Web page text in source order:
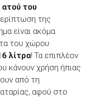
του
της
είναι ακόμα
του χώρου
λίτρα! Τα επιπλέον
κάνουν χρήση ήπιας
από τη
αφού στο